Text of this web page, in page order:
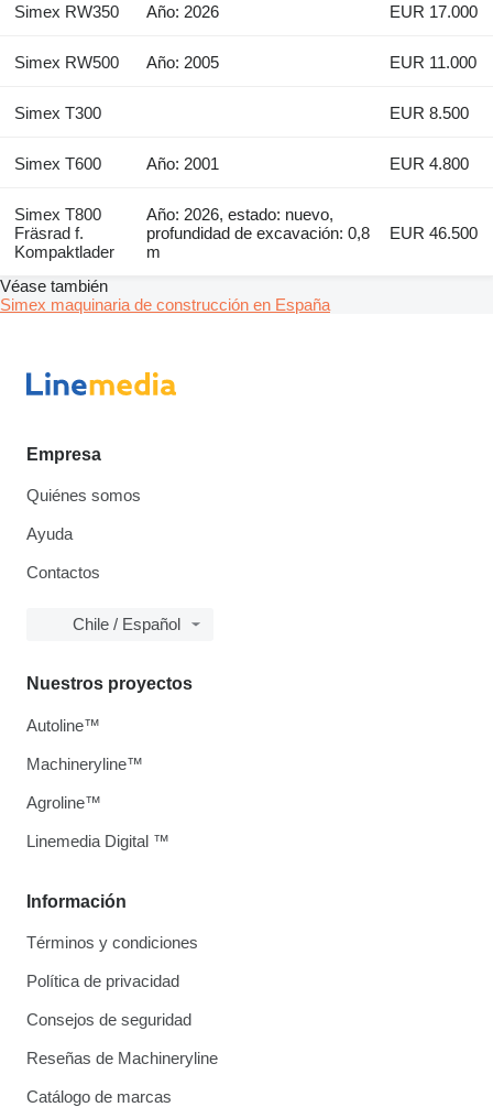
Simex RW350 Año: 2026 EUR 17.000
Simex RW500 Año: 2005 EUR 11.000
Simex T300 EUR 8.500
Simex T600 Año: 2001 EUR 4.800
Simex T800
Fräsrad f.
Kompaktlader
Año: 2026, estado: nuevo,
profundidad de excavación: 0,8
m
EUR 46.500
Véase también
Simex maquinaria de construcción en España
Empresa
Quiénes somos
Ayuda
Contactos
Chile / Español
Información
Términos y condiciones
Política de privacidad
Consejos de seguridad
Reseñas de Machineryline
Catálogo de marcas
Nuestros proyectos
Autoline™
Machineryline™
Agroline™
Linemedia Digital ™